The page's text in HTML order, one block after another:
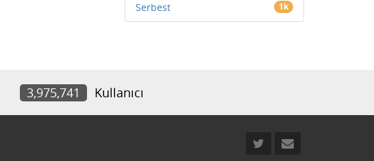
Serbest 1k
3,975,741 Kullanıcı